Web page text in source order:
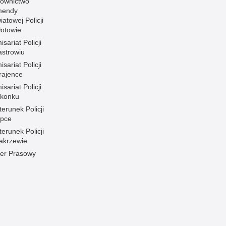
Policji
Policji
Policji
Policji
Policji
Policji
Prasowy